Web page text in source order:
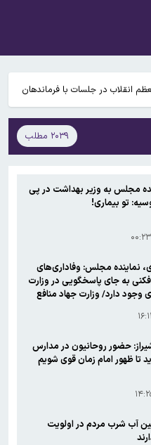
است
تنفسی هستیم /کرونا در
انقلاب در جلسات با فرماندهان
واکنش فرزند شهید لاریجانی به اظهارات درباره نحوه شناسایی پدرش با
بدون مجوز ممنوع است / برخی
تنفسی هستیم /کرونا در
۲۰۳۹ مطلب
مجلس به وزیر بهداشت در پی
تو بیماری!
۰۰:۲۳
نماینده مجلس: وفاداری‌های
به جای پاسخگویی در وزارت
وجود دارد/ وزارت جهاد منافع
جواب روشنی در خصوص
حضور روحانیون در مدارس
تا ظهور امام زمان قوی شویم
آب شرب مردم در اولویت